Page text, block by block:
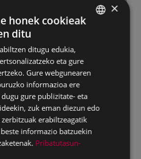
×
honek cookieak
ditu
ditugu edukia,
eta gure
Gure webgunearen
informazioa ere
gure publizitate- eta
zuk eman diezun edo
erabiltzeagatik
informazio batzuekin
Pribatutasun-